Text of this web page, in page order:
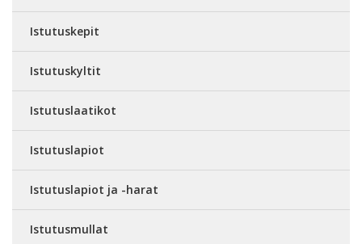
Istutuskepit
Istutuskyltit
Istutuslaatikot
Istutuslapiot
Istutuslapiot ja -harat
Istutusmullat